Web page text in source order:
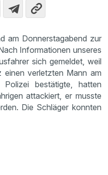
am Donnerstagabend zur
Informationen unseres
sich gemeldet, weil
verletzten Mann am
bestätigte, hatten
attackiert, er musste
Die Schläger konnten